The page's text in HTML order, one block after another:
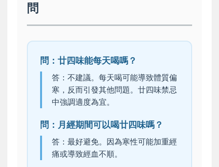
問
問：廿四味能每天喝嗎？
答：不建議。每天喝可能導致體質偏
寒，反而引發其他問題。廿四味禁忌
中強調適度為宜。
問：月經期間可以喝廿四味嗎？
答：最好避免。因為寒性可能加重經
痛或導致經血不順。